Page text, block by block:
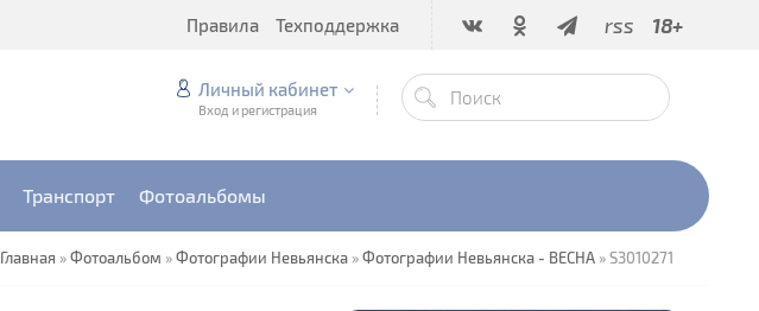
rss 18+
Правила Техподдержка
Личный кабинет
Вход и регистрация
Транспорт Фотоальбомы
Главная »Фотоальбом »Фотографии Невьянска »Фотографии Невьянска - ВЕСНА » S3010271